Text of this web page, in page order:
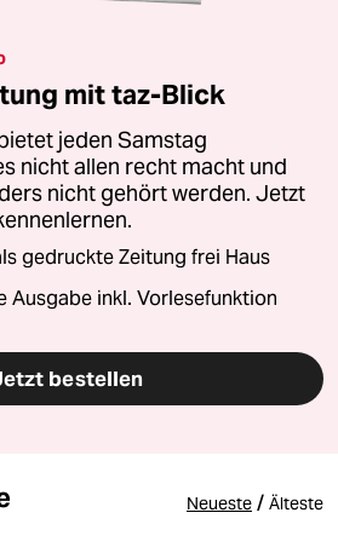
mit taz-Blick
jeden Samstag
nicht allen recht macht und
nicht gehört werden. Jetzt
gedruckte Zeitung frei Haus
Ausgabe inkl. Vorlesefunktion
bestellen
Neueste / Älteste